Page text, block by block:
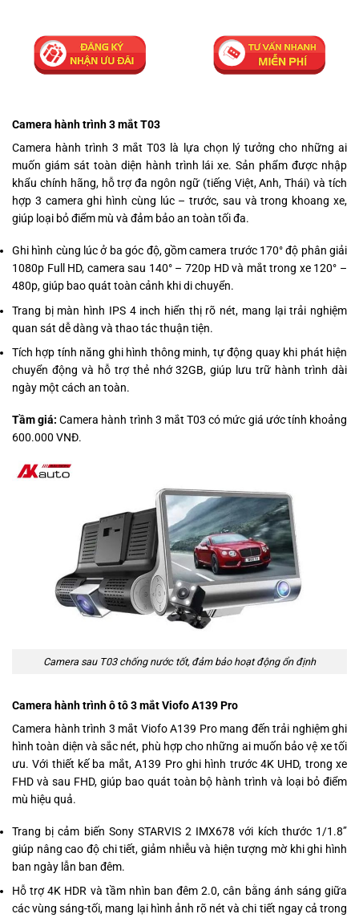
Camera hành trình 3 mắt T03
Camera hành trình 3 mắt T03 là lựa chọn lý tưởng cho những ai
muốn giám sát toàn diện hành trình lái xe. Sản phẩm được nhập
khẩu chính hãng, hỗ trợ đa ngôn ngữ (tiếng Việt, Anh, Thái) và tích
hợp 3 camera ghi hình cùng lúc – trước, sau và trong khoang xe,
giúp loại bỏ điểm mù và đảm bảo an toàn tối đa.
Ghi hình cùng lúc ở ba góc độ, gồm camera trước 170° độ phân giải
1080p Full HD, camera sau 140° – 720p HD và mắt trong xe 120° –
480p, giúp bao quát toàn cảnh khi di chuyển.
Trang bị màn hình IPS 4 inch hiển thị rõ nét, mang lại trải nghiệm
quan sát dễ dàng và thao tác thuận tiện.
Tích hợp tính năng ghi hình thông minh, tự động quay khi phát hiện
chuyển động và hỗ trợ thẻ nhớ 32GB, giúp lưu trữ hành trình dài
ngày một cách an toàn.
Tầm giá:Camera hành trình 3 mắt T03 có mức giá ước tính khoảng
600.000 VNĐ.
Camera sau T03 chống nước tốt, đảm bảo hoạt động ổn định
Camera hành trình ô tô 3 mắt Viofo A139 Pro
Camera hành trình 3 mắt Viofo A139 Pro mang đến trải nghiệm ghi
hình toàn diện và sắc nét, phù hợp cho những ai muốn bảo vệ xe tối
ưu. Với thiết kế ba mắt, A139 Pro ghi hình trước 4K UHD, trong xe
FHD và sau FHD, giúp bao quát toàn bộ hành trình và loại bỏ điểm
mù hiệu quả.
Trang bị cảm biến Sony STARVIS 2 IMX678 với kích thước 1/1.8’’
giúp nâng cao độ chi tiết, giảm nhiễu và hiện tượng mờ khi ghi hình
ban ngày lẫn ban đêm.
Hỗ trợ 4K HDR và tầm nhìn ban đêm 2.0, cân bằng ánh sáng giữa
các vùng sáng-tối, mang lại hình ảnh rõ nét và chi tiết ngay cả trong